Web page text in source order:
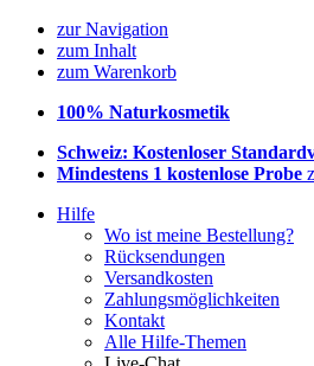
zur Navigation
zum Inhalt
zum Warenkorb
100% Naturkosmetik
Schweiz: Kostenloser
Mindestens 1 kostenlose Probe
Hilfe
Wo ist meine Bestellung?
Rücksendungen
Versandkosten
Zahlungsmöglichkeiten
Kontakt
Alle Hilfe-Themen